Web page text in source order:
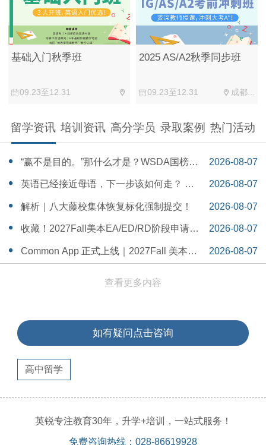
基础入门秋季班
09.23至12.31
2025 AS/A2秋季同步班
09.23至12.31 成都...
留学资讯 培训资讯 高分学员 录取案例 热门活动
“赢不是目的。”那什么才是？WSDA国榜第
一Serena给出她的回答
2026-08-07
14:55:58
英语已经接近母语，下一步该如何走？ 一
个WSDA冠军少年的成长答案
2026-08-07
14:42:48
解析｜八大藤校集体恢复标化强制提交！
2026-08-07
14:26:40
收藏！2027Fall美本EA/ED/RD阶段申请截
止日期汇总！
2026-08-07
14:20:11
Common App 正式上线｜2027Fall 美本申
2026-08-07
查看更多内容
如有疑问点击咨询
高中留学
英锐专注教育30年，升学+培训，一站式服务！
免费咨询热线：028-86619928